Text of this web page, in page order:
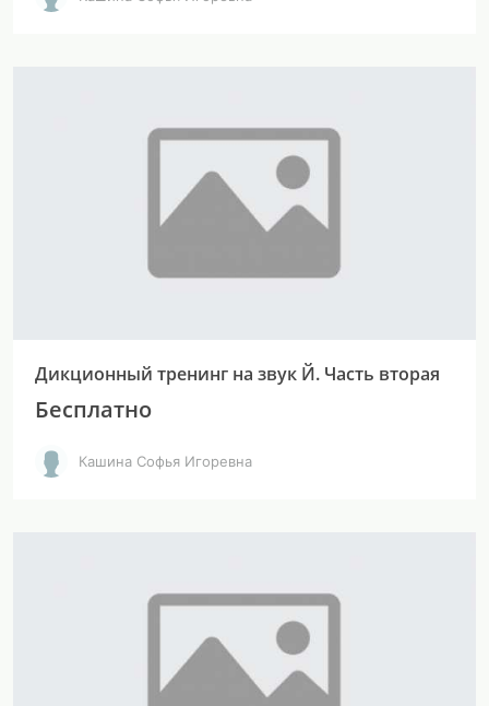
Дикционный тренинг на звук Й. Часть вторая
Бесплатно
Кашина Софья Игоревна